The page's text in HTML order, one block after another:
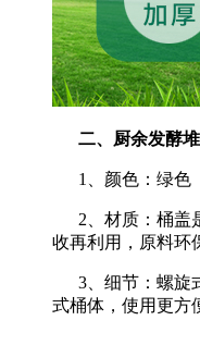
二、厨余发酵
1、颜色：绿色
2、材质：桶盖
收再利用，原料环
3、细节：螺旋
式桶体，使用更方